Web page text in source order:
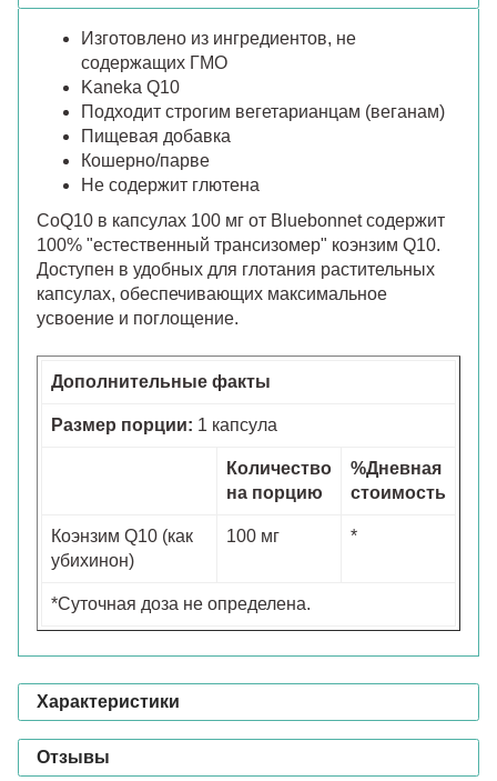
Изготовлено из ингредиентов, не
содержащих ГМО
Kaneka Q10
Подходит строгим вегетарианцам (веганам)
Пищевая добавка
Кошерно/парве
Не содержит глютена
CoQ10 в капсулах 100 мг от Bluebonnet содержит
100% "естественный трансизомер" коэнзим Q10.
Доступен в удобных для глотания растительных
капсулах, обеспечивающих максимальное
усвоение и поглощение.
Дополнительные факты
Размер порции: 1 капсула
Количество
на порцию
%Дневная
стоимость
Коэнзим Q10 (как
убихинон)
100 мг *
*Суточная доза не определена.
Характеристики
Отзывы